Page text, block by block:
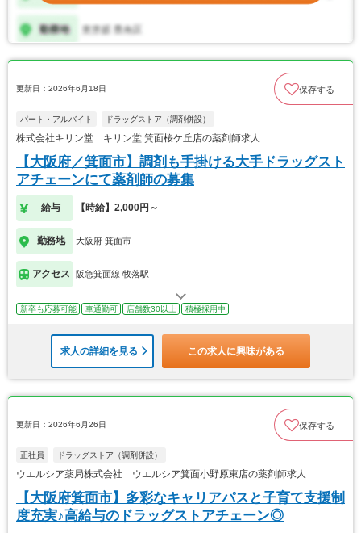
更新日：2026年6月18日 保存する
パート・アルバイト ドラッグストア（調剤併設）
株式会社キリン堂 キリン堂 箕面桜ケ丘店の薬剤師求人
【大阪府／箕面市】調剤も手掛ける大手ドラッグスト
アチェーンにて薬剤師の募集
給与 【時給】2,000円～
勤務地 大阪府 箕面市
アクセス 阪急箕面線 牧落駅
新卒も応募可能 車通勤可 店舗数30以上 積極採用中
求人の詳細を見る この求人に興味がある
更新日：2026年6月26日 保存する
正社員 ドラッグストア（調剤併設）
ウエルシア薬局株式会社 ウエルシア箕面小野原東店の薬剤師求人
【大阪府箕面市】多彩なキャリアパスと子育て支援制
度充実♪高給与のドラッグストアチェーン◎